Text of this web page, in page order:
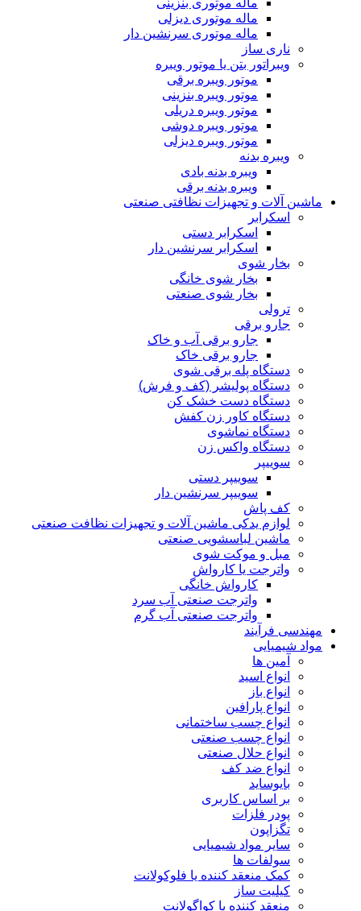
ماله موتوری بنزینی
ماله موتوری دیزلی
ماله موتوری سرنشین دار
ناری ساز
ویبراتور بتن یا موتور ویبره
موتور ویبره برقی
موتور ویبره بنزینی
موتور ویبره دریلی
موتور ویبره دوشی
موتور ویبره دیزلی
ویبره بدنه
ویبره بدنه بادی
ویبره بدنه برقی
ماشین آلات و تجهیزات نظافتی صنعتی
اسکرابر
اسکرابر دستی
اسکرابر سرنشین دار
بخار شوی
بخار شوی خانگی
بخار شوی صنعتی
ترولی
جارو برقی
جارو برقی آب و خاک
جارو برقی خاک
دستگاه پله برقی شوی
دستگاه پولیشر (کف و فرش)
دستگاه دست خشک کن
دستگاه کاور زن کفش
دستگاه نماشوی
دستگاه واکس زن
سوییپر
سوییپر دستی
سوییپر سرنشین دار
کف پاش
لوازم یدکی ماشین آلات و تجهیزات نظافت صنعتی
ماشین لباسشویی صنعتی
مبل و موکت شوی
واترجت یا کارواش
کارواش خانگی
واترجت صنعتی آب سرد
واترجت صنعتی آب گرم
مهندسی فرآیند
مواد شیمیایی
آمین ها
انواع اسید
انواع باز
انواع پارافین
انواع چسب ساختمانی
انواع چسب صنعتی
انواع حلال صنعتی
انواع ضد کف
بایوساید
بر اساس کاربری
پودر فلزات
تگزاپون
سایر مواد شیمیایی
سولفات ها
کمک منعقد کننده یا فلوکولانت
کیلیت ساز
منعقد کننده یا کواگولانت